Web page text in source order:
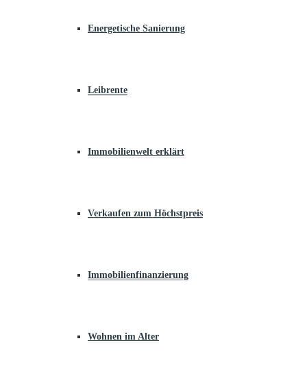
Energetische Sanierung
Leibrente
Immobilienwelt erklärt
Verkaufen zum Höchstpreis
Immobilienfinanzierung
Wohnen im Alter